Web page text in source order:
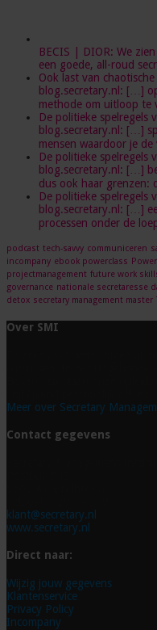
BECIS | DIOR: We
een goede, all-roud
Ook last van
blog.secretary.nl: […]
methode om uitloop te
De politieke spelregels
blog.secretary.nl: […]
mensen waardoor je
De politieke spelregels
blog.secretary.nl: […]
dus ook haar grenzen:
De politieke spelregels
blog.secretary.nl: […]
processen onder de
podcast tech-savvy communiceren
incompany ebook powerclass
projectmanagement future work
governance nationale secretaresse
detox secretary management master
Over SMI
Meer over Secretary
Contact gegevens
klant@secretary.nl
www.secretary.nl
Direct naar:
Wijzig jouw gegevens
Klantenservice
Privacy Policy
Incompany